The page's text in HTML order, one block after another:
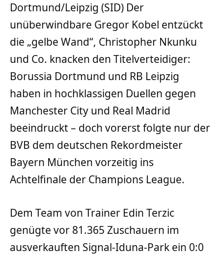
Dortmund/Leipzig (SID) Der
unüberwindbare Gregor Kobel entzückt
die „gelbe Wand“, Christopher Nkunku
und Co. knacken den Titelverteidiger:
Borussia Dortmund und RB Leipzig
haben in hochklassigen Duellen gegen
Manchester City und Real Madrid
beeindruckt – doch vorerst folgte nur der
BVB dem deutschen Rekordmeister
Bayern München vorzeitig ins
Achtelfinale der Champions League.
Dem Team von Trainer Edin Terzic
genügte vor 81.365 Zuschauern im
ausverkauften Signal-Iduna-Park ein 0:0